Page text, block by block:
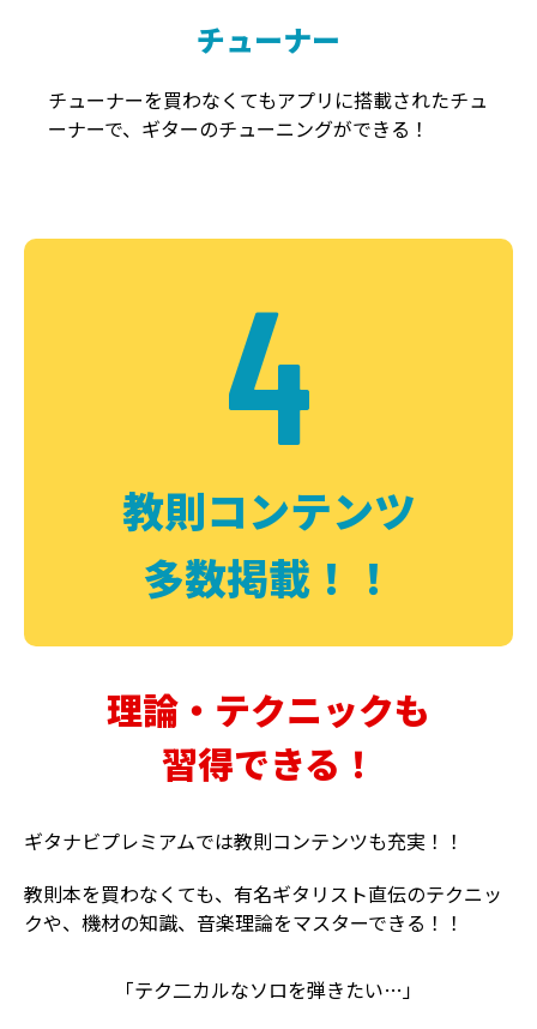
チューナー
チューナーを買わなくてもアプリに搭載されたチュ
ーナーで、ギターのチューニングができる！
4
教則コンテンツ
多数掲載！！
理論・テクニックも
習得できる！
ギタナビプレミアムでは教則コンテンツも充実！！
教則本を買わなくても、有名ギタリスト直伝のテクニッ
クや、機材の知識、音楽理論をマスターできる！！
「テク二カルなソロを弾きたい…」